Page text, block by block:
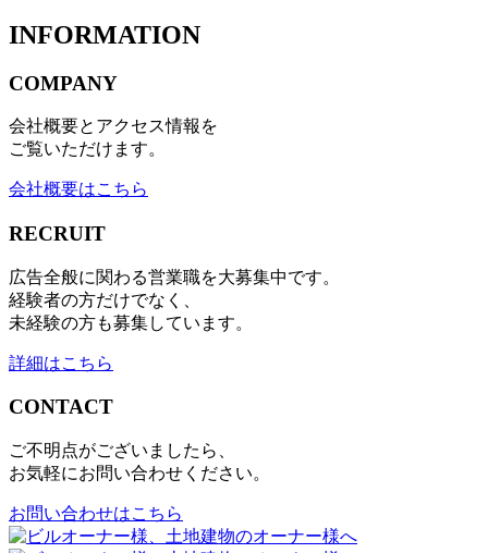
INFORMATION
COMPANY
会社概要とアクセス情報を
ご覧いただけます。
会社概要はこちら
RECRUIT
広告全般に関わる営業職を大募集中です。
経験者の方だけでなく、
未経験の方も募集しています。
詳細はこちら
CONTACT
ご不明点がございましたら、
お気軽にお問い合わせください。
お問い合わせはこちら